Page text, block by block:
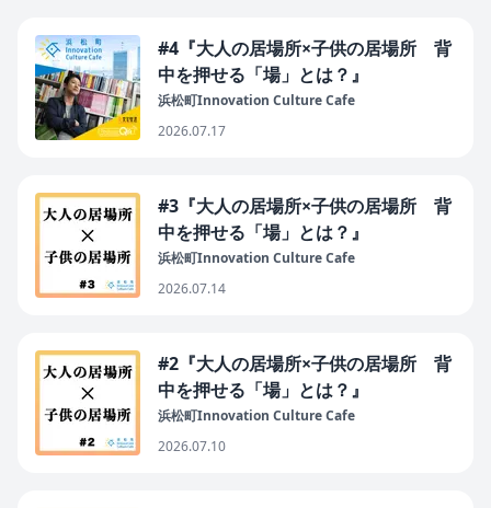
#4『大人の居場所×子供の居場所 背
中を押せる「場」とは？』
浜松町Innovation Culture Cafe
2026.07.17
#3『大人の居場所×子供の居場所 背
中を押せる「場」とは？』
浜松町Innovation Culture Cafe
2026.07.14
#2『大人の居場所×子供の居場所 背
中を押せる「場」とは？』
浜松町Innovation Culture Cafe
2026.07.10